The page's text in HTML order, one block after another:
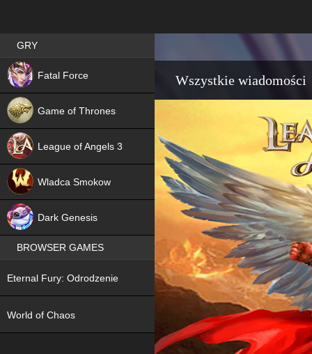
Wszystkie wiadomości
Best RPG games in Poland
GRY
Fatal Force
NEW
Game of Thrones
League of Angels 3
Wladca Smokow
Dark Genesis
BROWSER GAMES
Eternal Fury: Odrodzenie
NEW
World of Chaos